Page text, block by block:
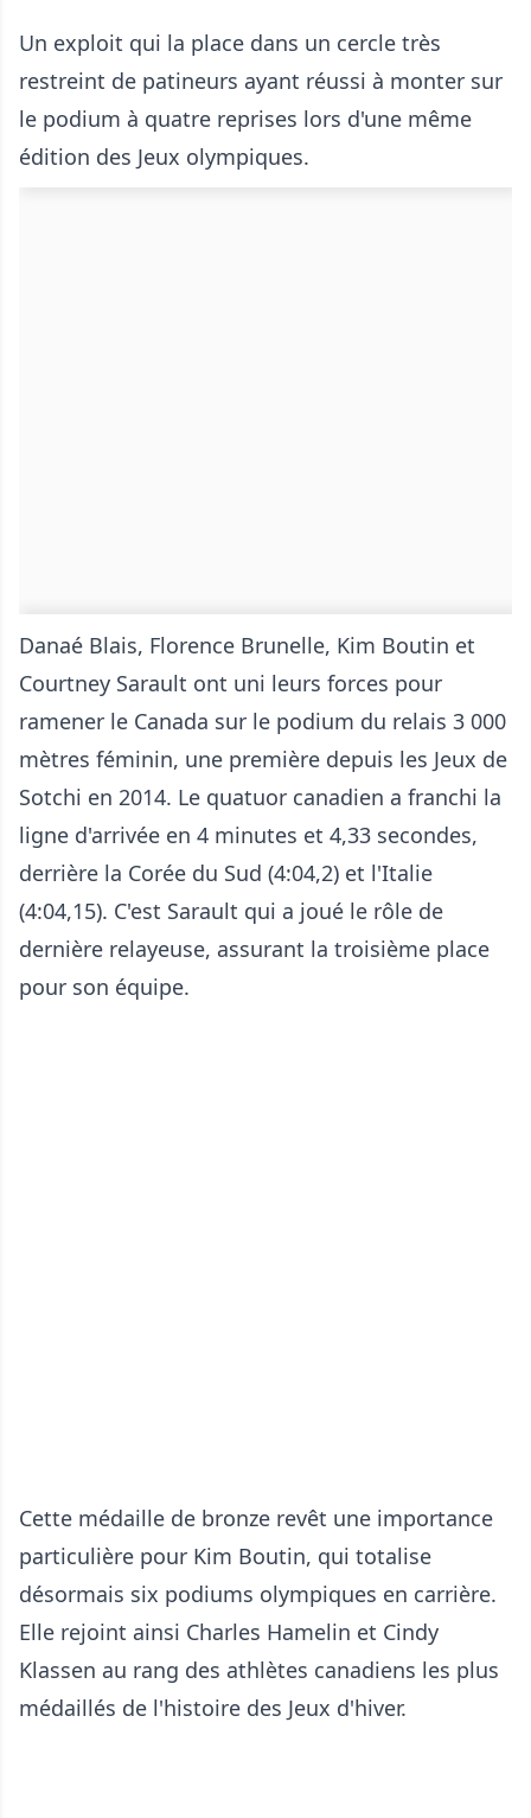
Un exploit qui la place dans un cercle très
restreint de patineurs ayant réussi à monter sur
le podium à quatre reprises lors d'une même
édition des Jeux olympiques.
Danaé Blais, Florence Brunelle, Kim Boutin et
Courtney Sarault ont uni leurs forces pour
ramener le Canada sur le podium du relais 3 000
mètres féminin, une première depuis les Jeux de
Sotchi en 2014. Le quatuor canadien a franchi la
ligne d'arrivée en 4 minutes et 4,33 secondes,
derrière la Corée du Sud (4:04,2) et l'Italie
(4:04,15). C'est Sarault qui a joué le rôle de
dernière relayeuse, assurant la troisième place
pour son équipe.
Cette médaille de bronze revêt une importance
particulière pour Kim Boutin, qui totalise
désormais six podiums olympiques en carrière.
Elle rejoint ainsi Charles Hamelin et Cindy
Klassen au rang des athlètes canadiens les plus
médaillés de l'histoire des Jeux d'hiver.